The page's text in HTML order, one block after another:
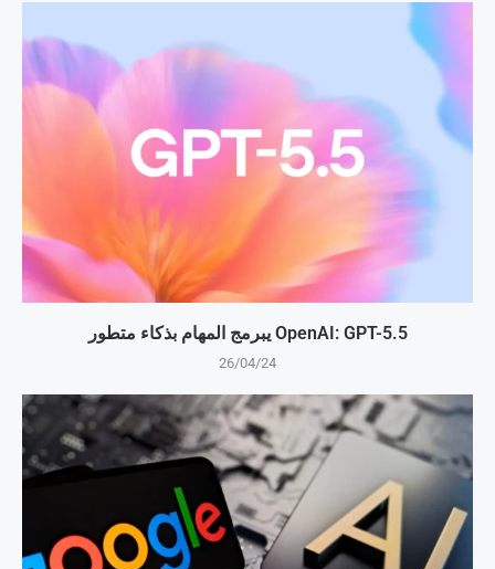
OpenAI: GPT-5.5 يبرمج المهام بذكاء متطور
26/04/24